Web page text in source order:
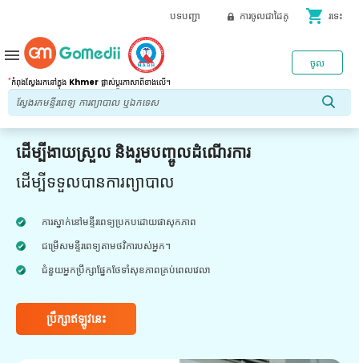
បទបញ្ជា ការចូលជាដៃគូ shopping_cart រទេះ
*កំពុងស្វែងរកនៅក្នុង Khmer ផ្លាស់ប្តូរភាសាពីខាងលើ។
ចូល
menu
ដើម្បីងាយស្រួល និងរួមបញ្ចូលដំណើរការ
ដើម្បីទទួលបានការព្យាបាល
ការស្នាក់នៅមន្ទីរពេទ្យប្រកបដោយផាសុកភាព
ជម្រើសមន្ទីរពេទ្យតាមថវិការបស់អ្នក។
ជំនួយអ្នកប្រឹក្សាផ្នែកថែទាំសុខភាពគ្រប់ពេលវេលា
ប្រឹក្សាឥឡូវនេះ